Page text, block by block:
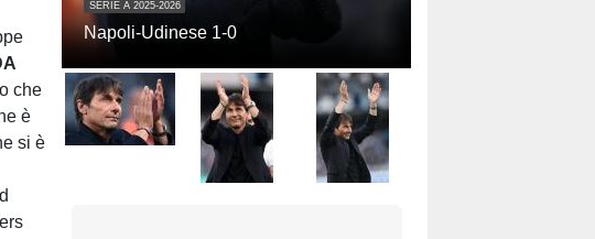
che
è
si è
SERIE A 2025-2026
Napoli-Udinese 1-0